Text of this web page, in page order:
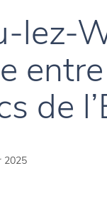
lez-
de
2025